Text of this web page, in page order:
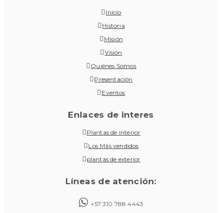
Inicio
Historia
Misión
Visión
Quiénes Somos
Presentación
Eventos
Enlaces de interes
Plantas de interior
Los Más vendidos
plantas de exterior
Líneas de atención:
+57 310 788 4443